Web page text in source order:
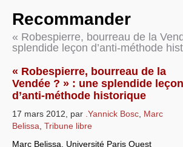
Gouvernance mondiale & mondialisation
International
Résistances
L’Empire américain
Recommander
« Robespierre, bourreau de la
splendide leçon d’anti-méthode
« Robespierre, bourreau de la
Vendée ? » : une splendide leçon
d’anti-méthode historique
17 mars 2012 par .Yannick Bosc Marc
Belissa Tribune libre
Marc Belissa, Université Paris Ouest